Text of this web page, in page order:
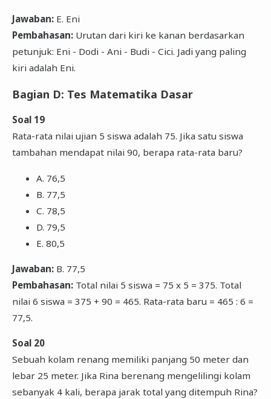
Jawaban:E. Eni
Pembahasan:Urutan dari kiri ke kanan berdasarkan
petunjuk: Eni - Dodi - Ani - Budi - Cici. Jadi yang paling
kiri adalah Eni.
Bagian D: Tes Matematika Dasar
Soal 19
Rata-rata nilai ujian 5 siswa adalah 75. Jika satu siswa
tambahan mendapat nilai 90, berapa rata-rata baru?
A. 76,5
B. 77,5
C. 78,5
D. 79,5
E. 80,5
Jawaban:B. 77,5
Pembahasan:Total nilai 5 siswa = 75 x 5 = 375. Total
nilai 6 siswa = 375 + 90 = 465. Rata-rata baru = 465 : 6 =
77,5.
Soal 20
Sebuah kolam renang memiliki panjang 50 meter dan
lebar 25 meter. Jika Rina berenang mengelilingi kolam
sebanyak 4 kali, berapa jarak total yang ditempuh Rina?